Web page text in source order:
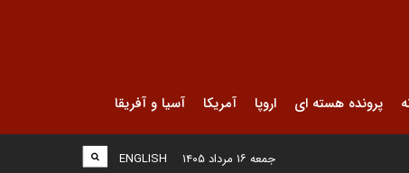
پرونده هسته ای اروپا آمریکا آسیا و آفریقا
ENGLISH جمعه ۱۶ مرداد ۱۴۰۵